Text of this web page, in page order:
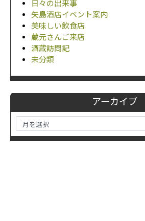
日々の出来事
矢島酒店イベント案内
美味しい飲食店
蔵元さんご来店
酒蔵訪問記
未分類
アーカイブ